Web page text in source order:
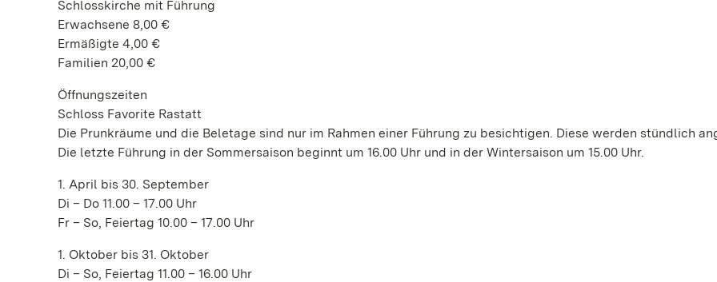
Schlosskirche mit Führung
Erwachsene 8,00 €
Ermäßigte 4,00 €
Familien 20,00 €
Öffnungszeiten
Schloss Favorite Rastatt
Die Prunkräume und die Beletage sind nur im Rahmen einer Führung zu besichtigen. Diese werden stündlich
Die letzte Führung in der Sommersaison beginnt um 16.00 Uhr und in der Wintersaison um 15.00 Uhr.
1. April bis 30. September
Di – Do 11.00 – 17.00 Uhr
Fr – So, Feiertag 10.00 – 17.00 Uhr
1. Oktober bis 31. Oktober
Di – So, Feiertag 11.00 – 16.00 Uhr